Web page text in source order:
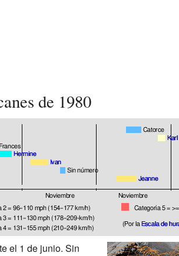
de 1980
el 1 de junio. Sin